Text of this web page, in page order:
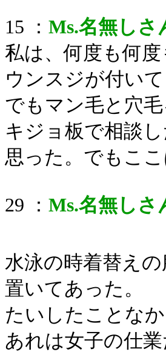
15 ： Ms.名無しさ
私は、何度も何
ウンスジが付い
でもマン毛と穴
キジョ板で相談
思った。でもこ
29 ： Ms.名無しさ
水泳の時着替え
置いてあった。
たいしたことな
あれは女子の仕